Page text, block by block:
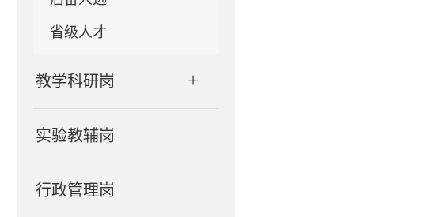
省级人才
教学科研岗 +
实验教辅岗
行政管理岗